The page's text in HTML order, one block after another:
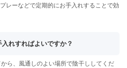
レーなどで定期的にお手入れすることで効
れすればよいですか？
ら、風通しのよい場所で陰干ししてくだ